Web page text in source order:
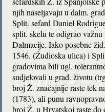
njih naseljavaju u dalm.
Split. sefard Daniel
split. skelu te odigrao
Dalmacije. Iako posebne
1546. (Žudioska ulica) i
gradovima bili ugl.
sudjelovali u grad. životu
broj Ž. značajnije raste tek
(1783), ali punu
broj Ž. u Hrvatskoj raste do